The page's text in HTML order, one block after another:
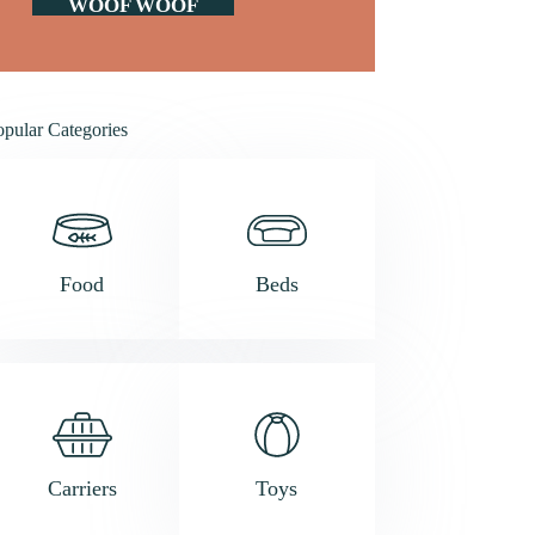
WOOF WOOF
Categories
Food Beds
Carriers Toys